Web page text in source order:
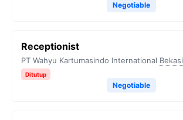
Negotiable
Receptionist
PT Wahyu Kartumasindo International Bekasi
Ditutup
Negotiable